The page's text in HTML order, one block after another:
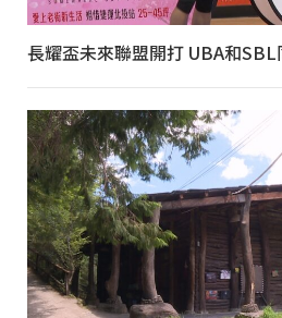
長耀盃未來聯盟開打 UBA和SBL